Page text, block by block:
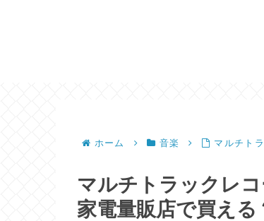
ホーム 音楽 マルチト
マルチトラックレ
家電量販店で買える